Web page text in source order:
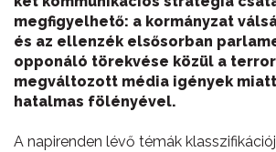
megfigyelhető: a kormányzat
és az ellenzék elsősorban
opponáló törekvése közül a
megváltozott média igények
hatalmas fölényével.
A napirenden lévő témák